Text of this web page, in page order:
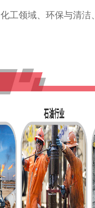
化工领域、环保与清洁